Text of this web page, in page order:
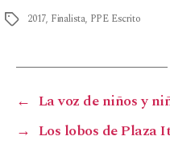
2017, Finalista, PPE Escrito
← La voz de niños y
→ Los lobos de Plaza